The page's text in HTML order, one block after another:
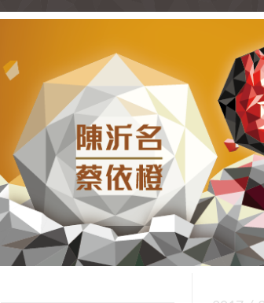
醫學演講與生涯工
陳沂名醫師與蔡依橙醫師，把國際